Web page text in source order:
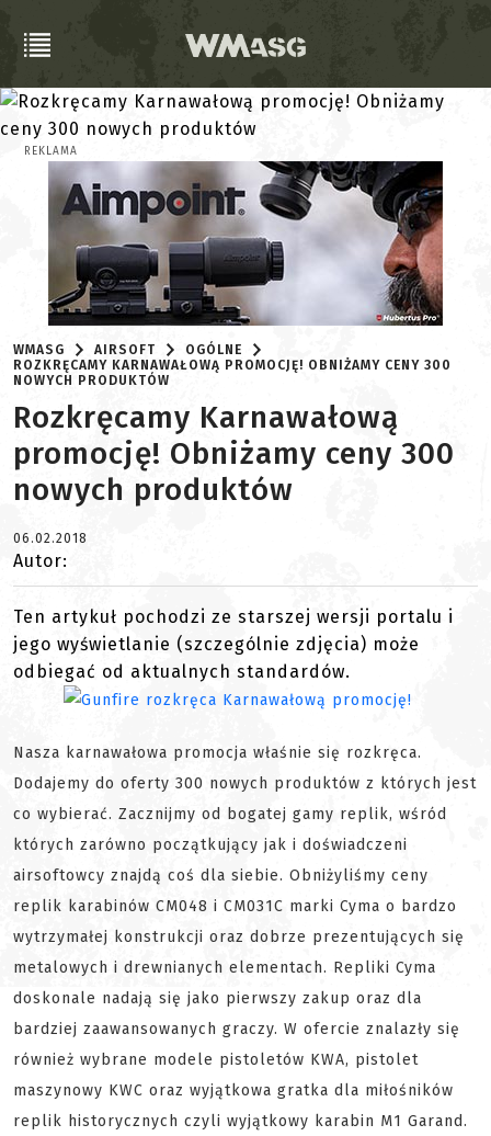
REKLAMA
WMASG AIRSOFT
OGÓLNE
ROZKRĘCAMY KARNAWAŁOWĄ PROMOCJĘ! OBNIŻAMY CENY 300
NOWYCH PRODUKTÓW
Rozkręcamy Karnawałową
promocję! Obniżamy ceny 300
nowych produktów
06.02.2018
Autor:
Ten artykuł pochodzi ze starszej wersji portalu i
jego wyświetlanie (szczególnie zdjęcia) może
odbiegać od aktualnych standardów.
Nasza karnawałowa promocja właśnie się rozkręca.
Dodajemy do oferty 300 nowych produktów z których jest
co wybierać. Zacznijmy od bogatej gamy replik, wśród
których zarówno początkujący jak i doświadczeni
airsoftowcy znajdą coś dla siebie. Obniżyliśmy ceny
replik karabinów CM048 i CM031C marki Cyma o bardzo
wytrzymałej konstrukcji oraz dobrze prezentujących się
metalowych i drewnianych elementach. Repliki Cyma
doskonale nadają się jako pierwszy zakup oraz dla
bardziej zaawansowanych graczy. W ofercie znalazły się
również wybrane modele pistoletów KWA, pistolet
maszynowy KWC oraz wyjątkowa gratka dla miłośników
replik historycznych czyli wyjątkowy karabin M1 Garand.